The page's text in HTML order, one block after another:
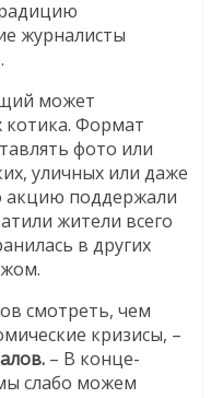
журналисты
может
котика. Формат
фото или
уличных или даже
акцию поддержали
жители всего
в других
смотреть, чем
кризисы, –
– В конце-
слабо можем